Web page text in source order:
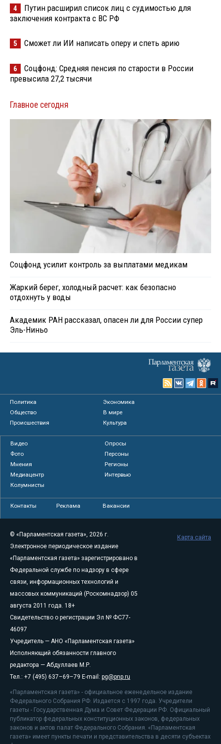
4
Путин расширил список лиц с судимостью для
заключения контракта с ВС РФ
5 Сможет ли ИИ написать оперу и спеть арию
6
Соцфонд: Средняя пенсия по старости в России
превысила 27,2 тысячи
Главное сегодня
Соцфонд усилит контроль за выплатами медикам
Жаркий берег, холодный расчет: как безопасно
отдохнуть у воды
Академик РАН рассказал, опасен ли для России супер
Эль-Ниньо
Политика
Экономика
Общество
В мире
Происшествия
Культура
Видео
Опросы
Фото
Персоны
Мнения
Регионы
Медиацентр
Интервью
Колумнисты
Контакты Реклама Вакансии
© «Парламентская газета», 2026 г.
Электронное периодическое издание
«Парламентская газета» зарегистрировано в
Федеральной службе по надзору в сфере
связи, информационных технологий и
массовых коммуникаций (Роскомнадзор) 05
августа 2011 года. 18+
Свидетельство о регистрации Эл № ФС77-
46097
Учредитель — АНО «Парламентская газета»
Исполняющий обязанности главного
редактора — Абдуллаев М.Р.
Тел.: +7 (495) 637–69–79 E-mail: pg@pnp.ru
«Парламентская газета» - официальное еженедельное издание
Федерального Собрания РФ. Издается с 1997 года. Учредители
газеты - Государственная Дума и Совет Федерации РФ. Официальный
публикатор федеральных конституционных законов, федеральных
законов и актов палат Федерального Собрания. «Парламентская
газета» имеет пункты печати и представительства в десяти субъектах
Карта сайта